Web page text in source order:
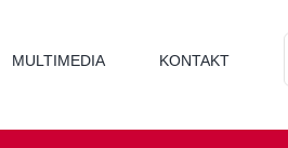
MULTIMEDIA KONTAKT